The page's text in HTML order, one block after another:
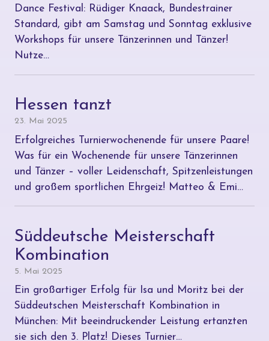
Dance Festival: Rüdiger Knaack, Bundestrainer
Standard, gibt am Samstag und Sonntag exklusive
Workshops für unsere Tänzerinnen und Tänzer!
Nutze…
Hessen tanzt
23. Mai 2025
Erfolgreiches Turnierwochenende für unsere Paare!
Was für ein Wochenende für unsere Tänzerinnen
und Tänzer – voller Leidenschaft, Spitzenleistungen
und großem sportlichen Ehrgeiz! Matteo & Emi…
Süddeutsche Meisterschaft
Kombination
5. Mai 2025
Ein großartiger Erfolg für Isa und Moritz bei der
Süddeutschen Meisterschaft Kombination in
München: Mit beeindruckender Leistung ertanzten
sie sich den 3. Platz! Dieses Turnier…